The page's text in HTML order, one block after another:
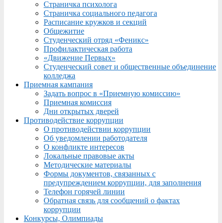
Страничка психолога
Страничка социального педагога
Расписание кружков и секций
Общежитие
Студенческий отряд «Феникс»
Профилактическая работа
«Движение Первых»
Студенческий совет и общественные объединение
колледжа
Приемная кампания
Задать вопрос в «Приемную комиссию»
Приемная комиссия
Дни открытых дверей
Противодействие коррупции
О противодействии коррупции
Об уведомлении работодателя
О конфликте интересов
Локальные правовые акты
Методические материалы
Формы документов, связанных с
предупреждением коррупции, для заполнения
Телефон горячей линии
Обратная связь для сообщений о фактах
коррупции
Конкурсы, Олимпиады